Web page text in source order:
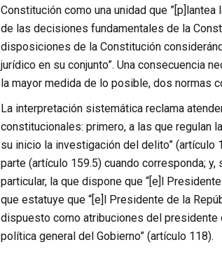
Constitución como una unidad que
de las decisiones fundamentales de la
disposiciones de la Constitución
jurídico en su conjunto”. Una consecuencia
la mayor medida de lo posible, dos normas
La interpretación sistemática reclama
constitucionales: primero, a las que regulan
su inicio la investigación del delito” (artículo
parte (artículo 159.5) cuando corresponda;
particular, la que dispone que “[e]l
que estatuye que “[e]l Presidente de la
dispuesto como atribuciones del presidente
política general del Gobierno” (artículo 118).